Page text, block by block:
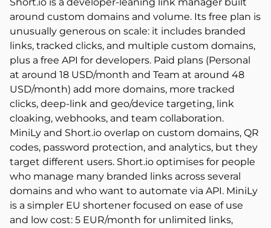
around custom domains and volume. Its free plan is
unusually generous on scale: it includes branded
links, tracked clicks, and multiple custom domains,
plus a free API for developers. Paid plans (Personal
at around 18 USD/month and Team at around 48
USD/month) add more domains, more tracked
clicks, deep-link and geo/device targeting, link
cloaking, webhooks, and team collaboration.
MiniLy and Short.io overlap on custom domains, QR
codes, password protection, and analytics, but they
target different users. Short.io optimises for people
who manage many branded links across several
domains and who want to automate via API. MiniLy
is a simpler EU shortener focused on ease of use
and low cost: 5 EUR/month for unlimited links,